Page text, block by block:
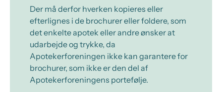
Der må derfor hverken kopieres eller
efterlignes i de brochurer eller foldere, som
det enkelte apotek eller andre ønsker at
udarbejde og trykke, da
Apotekerforeningen ikke kan garantere for
brochurer, som ikke er den del af
Apotekerforeningens portefølje.